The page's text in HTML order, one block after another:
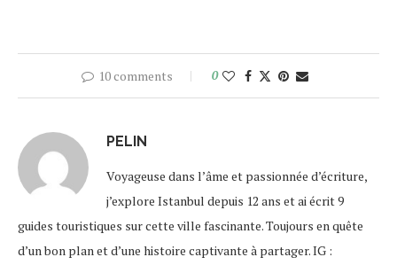
10 comments 0
PELIN
Voyageuse dans l’âme et passionnée d’écriture,
j’explore Istanbul depuis 12 ans et ai écrit 9
guides touristiques sur cette ville fascinante. Toujours en quête
d’un bon plan et d’une histoire captivante à partager. IG :